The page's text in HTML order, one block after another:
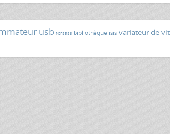
usb PCF8583 bibliothèque isis variateur de